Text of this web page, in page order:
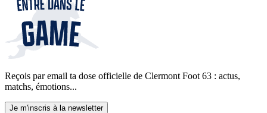
Reçois par email ta dose officielle de Clermont Foot 63 : actus,
matchs, émotions...
Je m'inscris à la newsletter